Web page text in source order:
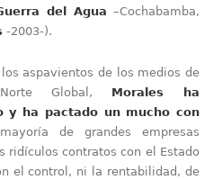
del Agua –Cochabamba,
-2003-).
aspavientos de los medios de
Global, Morales ha
y ha pactado un mucho con
de grandes empresas
ridículos contratos con el Estado
el control, ni la rentabilidad, de